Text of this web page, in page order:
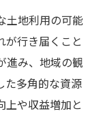
土地利用の可能
が行き届くこと
進み、地域の観
た多角的な資源
上や収益増加と